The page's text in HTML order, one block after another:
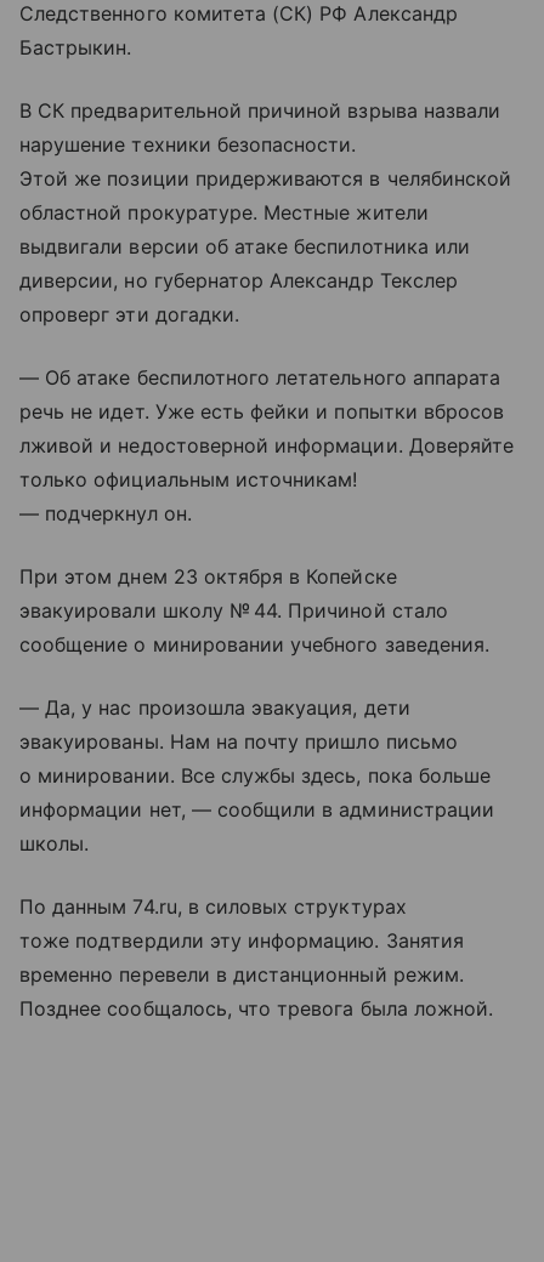
Следственного комитета (СК) РФ Александр
Бастрыкин.
В СК предварительной причиной взрыва назвали
нарушение техники безопасности.
Этой же позиции придерживаются в челябинской
областной прокуратуре. Местные жители
выдвигали версии об атаке беспилотника или
диверсии, но губернатор Александр Текслер
опроверг эти догадки.
— Об атаке беспилотного летательного аппарата
речь не идет. Уже есть фейки и попытки вбросов
лживой и недостоверной информации. Доверяйте
только официальным источникам!
— подчеркнул он.
При этом днем 23 октября в Копейске
эвакуировали школу № 44. Причиной стало
сообщение о минировании учебного заведения.
— Да, у нас произошла эвакуация, дети
эвакуированы. Нам на почту пришло письмо
о минировании. Все службы здесь, пока больше
информации нет, — сообщили в администрации
школы.
По данным 74.ru, в силовых структурах
тоже подтвердили эту информацию. Занятия
временно перевели в дистанционный режим.
Позднее сообщалось, что тревога была ложной.